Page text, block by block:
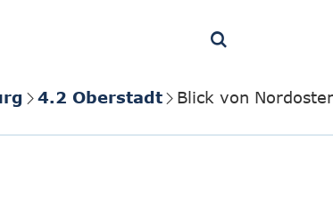
4.2 Oberstadt
Blick von